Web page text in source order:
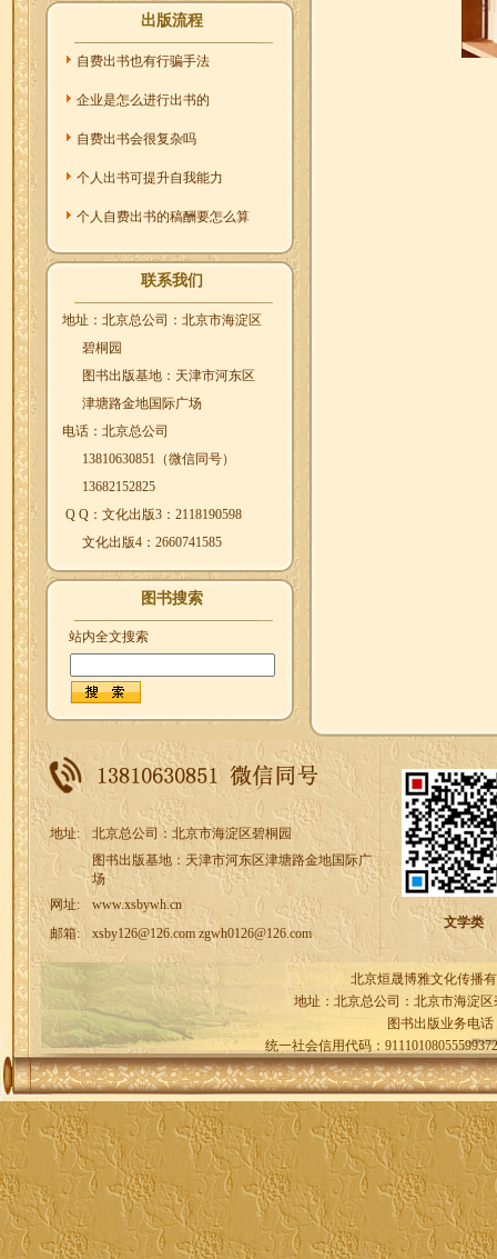
出版流程
自费出书也有行骗手法
企业是怎么进行出书的
自费出书会很复杂吗
个人出书可提升自我能力
个人自费出书的稿酬要怎么算
联系我们
地址：北京总公司：北京市海淀区
碧桐园
图书出版基地：天津市河东区
津塘路金地国际广场
电话：北京总公司
13810630851（微信同号）
13682152825
Q Q：文化出版3：2118190598
文化出版4：2660741585
图书搜索
站内全文搜索
地址:
北京总公司：北京市海淀区碧桐园
图书出版基地：天津市河东区津塘路金地国际广
场
网址:
www.xsbywh.cn
邮箱:
xsby126@126.com zgwh0126@126.com
文学类
北京烜晟博雅文化传播
地址：北京总公司：北京市海淀
图书出版业务电话
统一社会信用代码：